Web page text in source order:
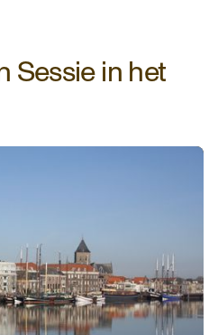
Sessie in het